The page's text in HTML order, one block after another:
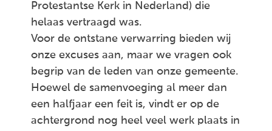
Protestantse Kerk in Nederland) die
helaas vertraagd was.
Voor de ontstane verwarring bieden wij
onze excuses aan, maar we vragen ook
begrip van de leden van onze gemeente.
Hoewel de samenvoeging al meer dan
een halfjaar een feit is, vindt er op de
achtergrond nog heel veel werk plaats in